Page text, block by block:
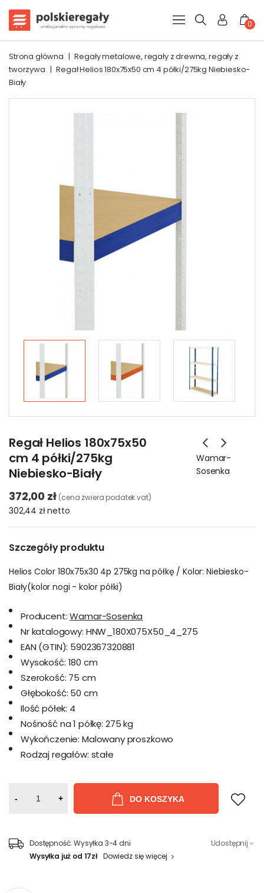
0
Strona główna | Regały metalowe, regały z drewna, regały z
tworzywa | Regał Helios 180x75x50 cm 4 półki/275kg Niebiesko-
Biały
Regał Helios 180x75x50
cm 4 półki/275kg
Niebiesko-Biały
Wamar-
Sosenka
372,00 zł (cena zwiera podatek vat)
302,44 złnetto
Szczegóły produktu
Helios Color 180x75x30 4p 275kg na półkę / Kolor: Niebiesko-
Biały(kolor nogi - kolor półki)
Producent: Wamar-Sosenka
Nr katalogowy: HNW_180X075X50_4_275
EAN (GTIN): 5902367320881
Wysokość: 180 cm
Szerokość: 75 cm
Głębokość: 50 cm
Ilość półek: 4
Nośność na 1 półkę: 275 kg
Wykończenie: Malowany proszkowo
Rodzaj regałów: stałe
- + DO KOSZYKA
Dostępność: Wysyłka 3-4 dni
Wysyłka już od 17zł Dowiedz się więcej
Udostępnij